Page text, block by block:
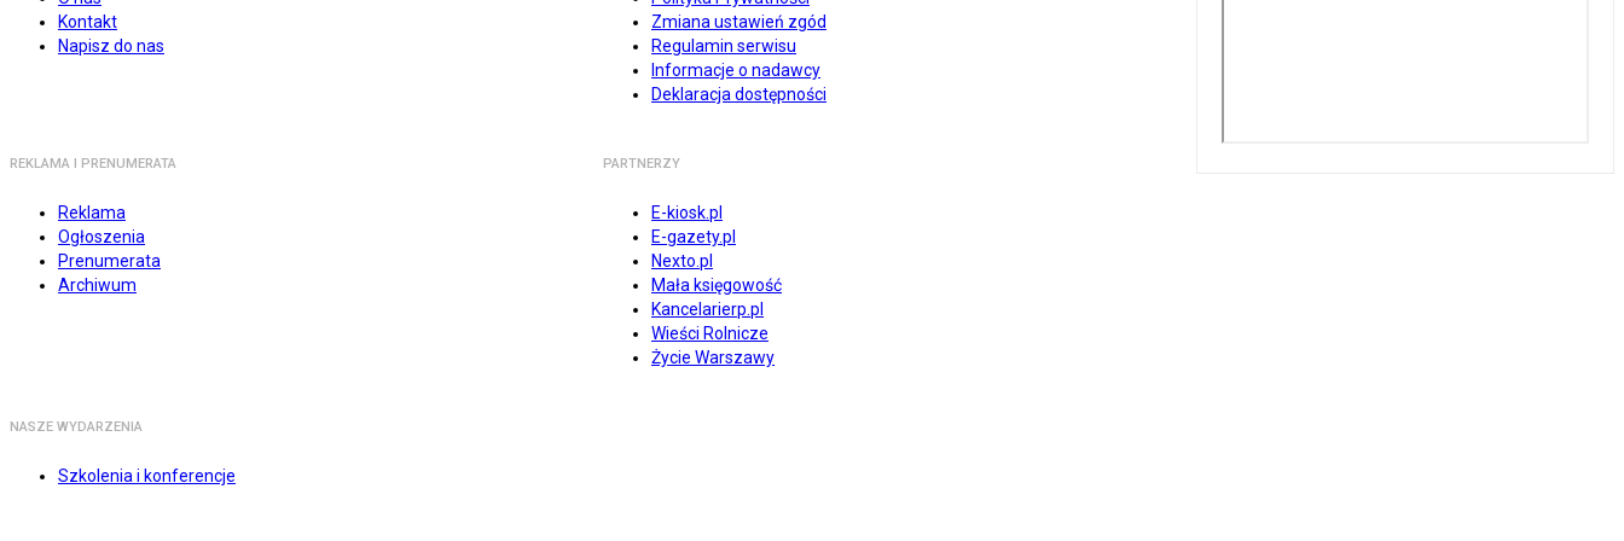
Kontakt
Napisz do nas
Zmiana ustawień zgód
Regulamin serwisu
Informacje o nadawcy
Deklaracja dostępności
REKLAMA I PRENUMERATA
Reklama
Ogłoszenia
Prenumerata
Archiwum
PARTNERZY
E-kiosk.pl
E-gazety.pl
Nexto.pl
Mała księgowość
Kancelarierp.pl
Wieści Rolnicze
Życie Warszawy
NASZE WYDARZENIA
Szkolenia i konferencje